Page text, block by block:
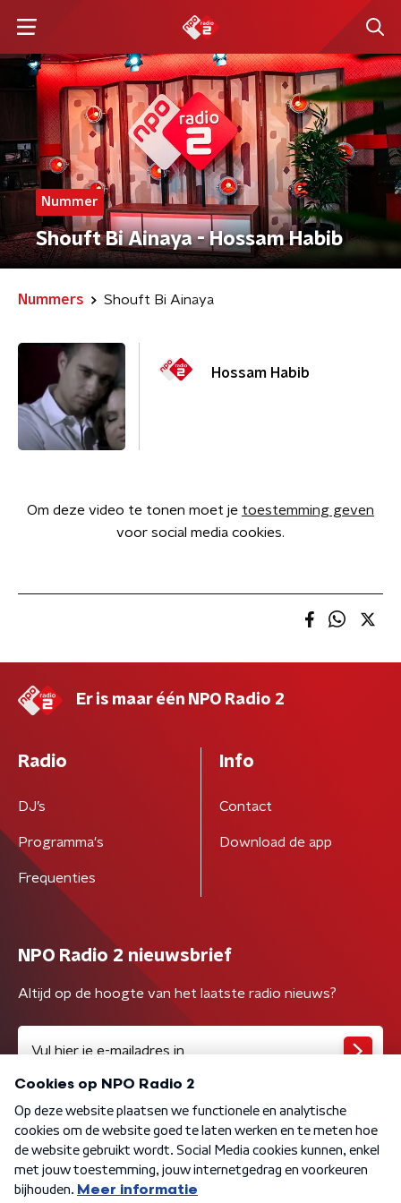
Nummer
Shouft Bi Ainaya - Hossam Habib
Nummers Shouft Bi Ainaya
Hossam Habib
Om deze video te tonen moet je toestemming geven
voor social media cookies.
Er is maar één NPO Radio 2
Radio
DJ’s
Programma's
Frequenties
Info
Contact
Download de app
NPO Radio 2 nieuwsbrief
Altijd op de hoogte van het laatste radio nieuws?
Algemene voorwaarden